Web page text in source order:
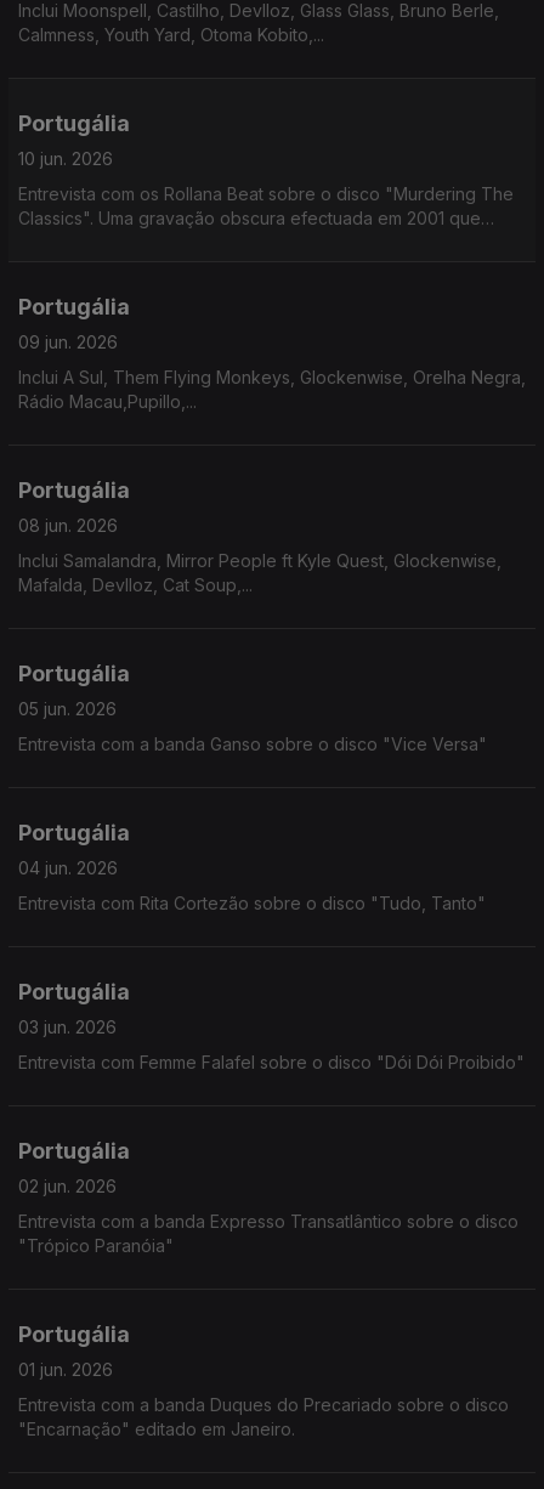
Inclui Moonspell, Castilho, Devlloz, Glass Glass, Bruno Berle,
Calmness, Youth Yard, Otoma Kobito,...
Portugália
10 jun. 2026
Entrevista com os Rollana Beat sobre o disco "Murdering The
Classics". Uma gravação obscura efectuada em 2001 que
Portugália
09 jun. 2026
Inclui A Sul, Them Flying Monkeys, Glockenwise, Orelha Negra,
Rádio Macau,Pupillo,...
Portugália
08 jun. 2026
Inclui Samalandra, Mirror People ft Kyle Quest, Glockenwise,
Mafalda, Devlloz, Cat Soup,...
Portugália
05 jun. 2026
Entrevista com a banda Ganso sobre o disco "Vice Versa"
Portugália
04 jun. 2026
Entrevista com Rita Cortezão sobre o disco "Tudo, Tanto"
Portugália
03 jun. 2026
Entrevista com Femme Falafel sobre o disco "Dói Dói Proibido"
Portugália
02 jun. 2026
Entrevista com a banda Expresso Transatlântico sobre o disco
"Trópico Paranóia"
Portugália
01 jun. 2026
Entrevista com a banda Duques do Precariado sobre o disco
"Encarnação" editado em Janeiro.